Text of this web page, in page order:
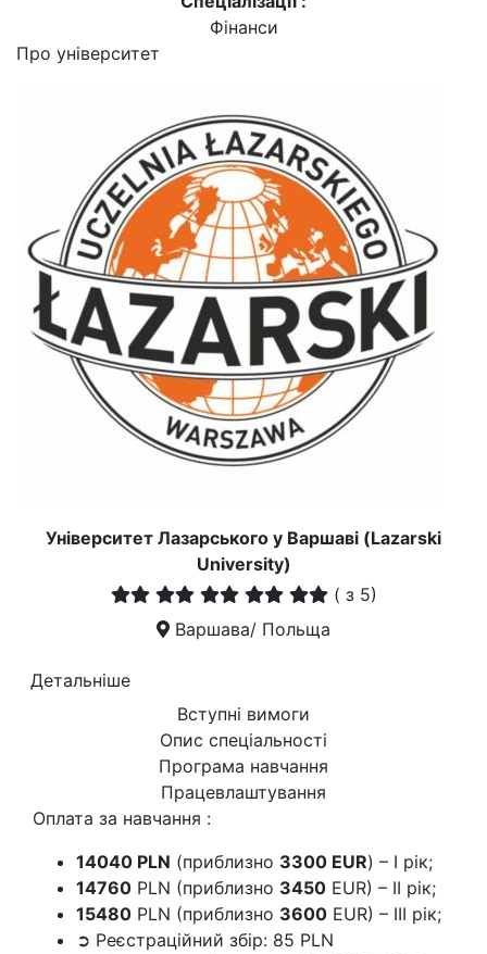
Фінанси
Про університет
Університет Лазарського у Варшаві (Lazarski
University)
( з 5)
Варшава/ Польща
Детальніше
Вступні вимоги
Опис спеціальності
Програма навчання
Працевлаштування
Оплата за навчання :
14040 PLN (приблизно 3300 EUR) – I рік;
14760 PLN (приблизно 3450 EUR) – II рік;
15480 PLN (приблизно 3600 EUR) – III рік;
➲ Реєстраційний збір: 85 PLN